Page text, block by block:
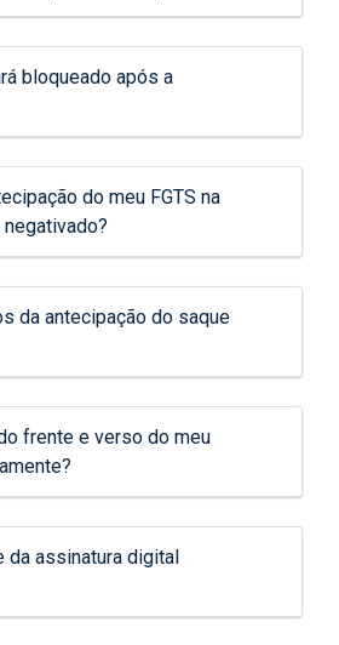
bloqueado após a
do meu FGTS na
da antecipação do saque
frente e verso do meu
da assinatura digital